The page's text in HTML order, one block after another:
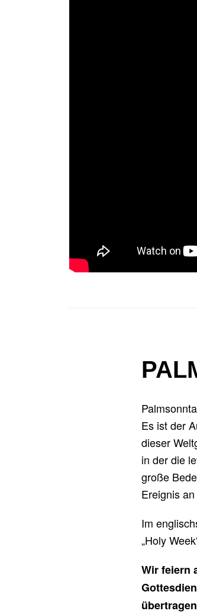
Es ist der
dieser
in der die
große
Ereignis
Im
„Holy
Wir feiern